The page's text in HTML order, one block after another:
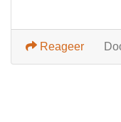
Reageer